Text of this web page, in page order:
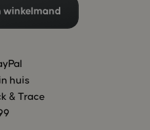
Gebruik IVY Dry Wax op
vervolgens. Goed
het beste resultaat met
winkelmand
huis
& Trace